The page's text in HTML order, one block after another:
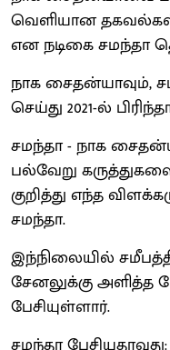
வெளியான
என நடிகை சமந்தா
நாக சைதன்யாவும்,
செய்து 2021-ல்
சமந்தா - நாக
பல்வேறு
குறித்து எந்த
சமந்தா.
இந்நிலையில்
சேனலுக்கு அளித்த
பேசியுள்ளார்.